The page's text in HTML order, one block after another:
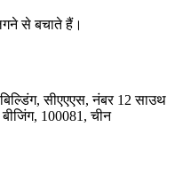
से बचाते हैं।
सीएएएस, नंबर 12 साउथ
100081, चीन